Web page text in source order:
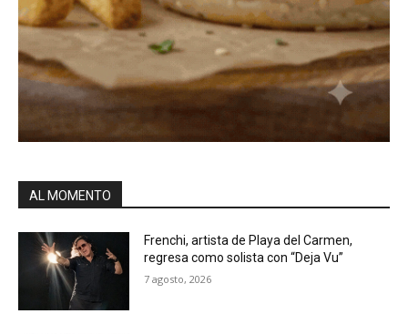
AL MOMENTO
Frenchi, artista de Playa del Carmen,
regresa como solista con “Deja Vu”
7 agosto, 2026